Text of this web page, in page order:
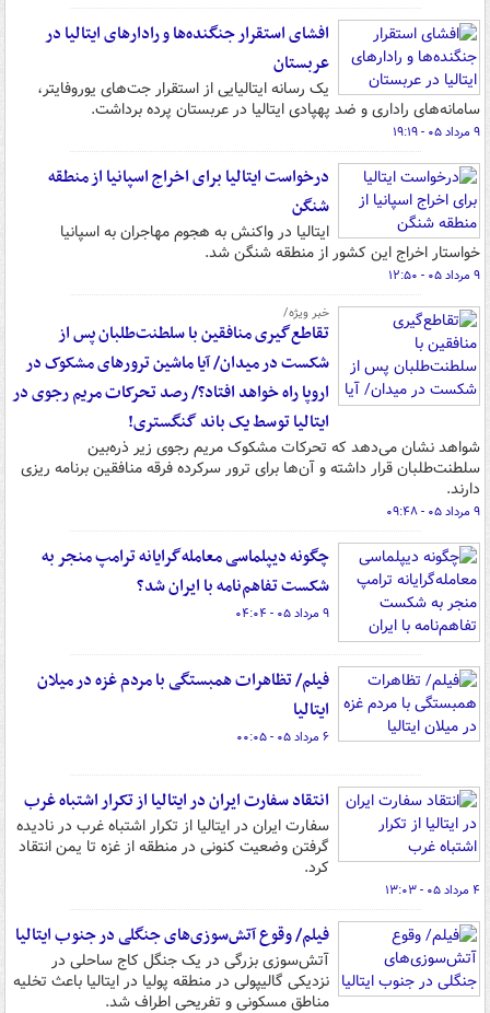
افشای استقرار جنگنده‌ها و رادارهای ایتالیا در
عربستان
یک رسانه ایتالیایی از استقرار جت‌های یوروفایتر،
سامانه‌های راداری و ضد پهپادی ایتالیا در عربستان پرده برداشت.
۹ مرداد ۰۵ - ۱۹:۱۹
درخواست ایتالیا برای اخراج اسپانیا از منطقه
شنگن
ایتالیا در واکنش به هجوم مهاجران به اسپانیا
خواستار اخراج این کشور از منطقه شنگن شد.
۹ مرداد ۰۵ - ۱۲:۵۰
خبر ویژه/
تقاطع‌گیری منافقین با سلطنت‌طلبان پس از
شکست در میدان/ آیا ماشین ترورهای مشکوک در
اروپا راه خواهد افتاد؟/ رصد تحرکات مریم رجوی در
ایتالیا توسط یک باند گنگستری!
شواهد نشان می‌دهد که تحرکات مشکوک مریم رجوی زیر ذره‌بین
سلطنت‌طلبان قرار داشته و آن‌ها برای ترور سرکرده فرقه منافقین برنامه ریزی
دارند.
۹ مرداد ۰۵ - ۰۹:۴۸
چگونه دیپلماسی معامله‌گرایانه ترامپ منجر به
شکست تفاهم‌نامه با ایران شد؟
۹ مرداد ۰۵ - ۰۴:۰۴
فیلم/ تظاهرات همبستگی با مردم غزه در میلان
ایتالیا
۶ مرداد ۰۵ - ۰۰:۰۵
انتقاد سفارت ایران در ایتالیا از تکرار اشتباه غرب
سفارت ایران در ایتالیا از تکرار اشتباه غرب در نادیده
گرفتن وضعیت کنونی در منطقه از غزه تا یمن انتقاد
کرد.
۴ مرداد ۰۵ - ۱۳:۰۳
فیلم/ وقوع آتش‌سوزی‌های جنگلی در جنوب ایتالیا
آتش‌سوزی بزرگی در یک جنگل کاج ساحلی در
نزدیکی گالیپولی در منطقه پولیا در ایتالیا باعث تخلیه
مناطق مسکونی و تفریحی اطراف شد.